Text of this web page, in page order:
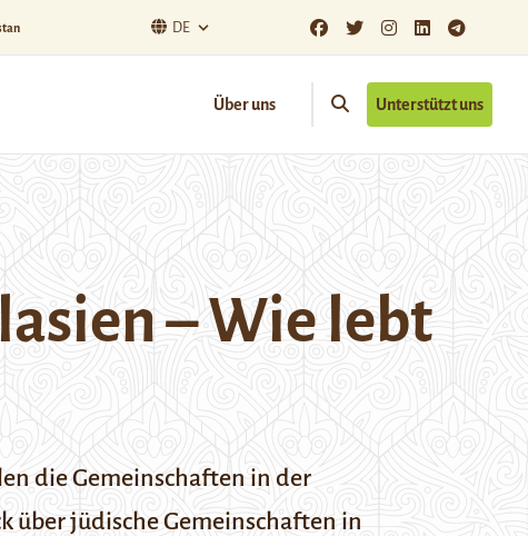
DE
Über uns Unterstützt uns
– Wie lebt
die Gemeinschaften in der
über jüdische Gemeinschaften in